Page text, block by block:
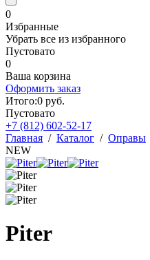
0
Избранные
Убрать все из избранного
Пустовато
0
Ваша корзина
Оформить заказ
Итого:0 руб.
Пустовато
+7 (812) 602-52-17
Главная / Каталог / Оправы
NEW
Piter